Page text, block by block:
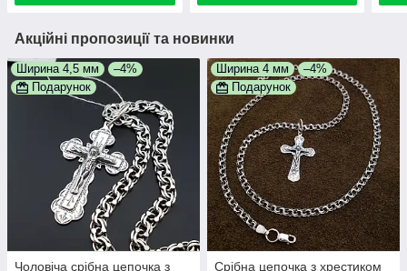
Акційні пропозиції та новинки
Ширина 4,5 мм
–4%
Подарунок
Чоловіча срібна цепочка з
Ширина 4 мм
–4%
Подарунок
Срібна цепочка з хрестиком